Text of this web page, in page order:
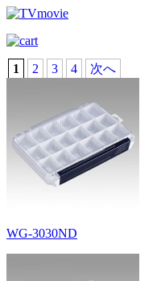
1 2 3 4 次へ
WG-3030ND